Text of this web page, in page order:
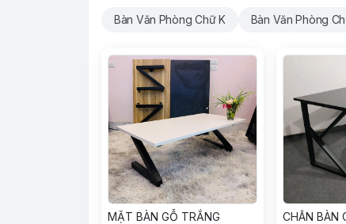
Bàn Văn Phòng Chữ K Bàn Văn Phòng
MẶT BÀN GỖ TRẮNG
CHÂN BÀN